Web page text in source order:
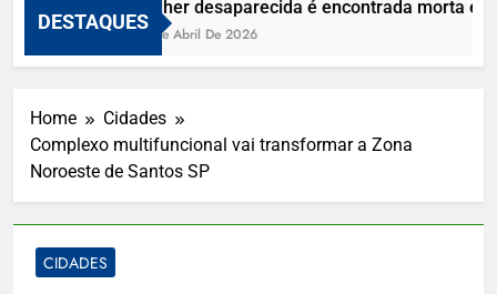
DESTAQUES
Mulher desaparecida é encontrada morta e
10 De Abril De 2026
Home
Cidades
Complexo multifuncional vai transformar a Zona
Noroeste de Santos SP
CIDADES